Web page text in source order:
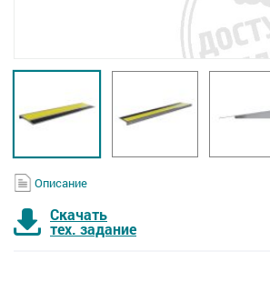
Описание
Скачать
тех. задание